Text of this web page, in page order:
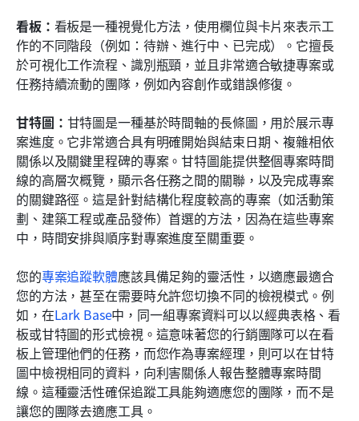
看板： 看板是一種視覺化方法，使用欄位與卡片來表示工
作的不同階段（例如：待辦、進行中、已完成）。它擅長
於可視化工作流程、識別瓶頸，並且非常適合敏捷專案或
任務持續流動的團隊，例如內容創作或錯誤修復。
甘特圖： 甘特圖是一種基於時間軸的長條圖，用於展示專
案進度。它非常適合具有明確開始與結束日期、複雜相依
關係以及關鍵里程碑的專案。甘特圖能提供整個專案時間
線的高層次概覽，顯示各任務之間的關聯，以及完成專案
的關鍵路徑。這是針對結構化程度較高的專案（如活動策
劃、建築工程或產品發佈）首選的方法，因為在這些專案
中，時間安排與順序對專案進度至關重要。
您的專案追蹤軟體應該具備足夠的靈活性，以適應最適合
您的方法，甚至在需要時允許您切換不同的檢視模式。例
如，在Lark Base中，同一組專案資料可以以經典表格、看
板或甘特圖的形式檢視。這意味著您的行銷團隊可以在看
板上管理他們的任務，而您作為專案經理，則可以在甘特
圖中檢視相同的資料，向利害關係人報告整體專案時間
線。這種靈活性確保追蹤工具能夠適應您的團隊，而不是
讓您的團隊去適應工具。